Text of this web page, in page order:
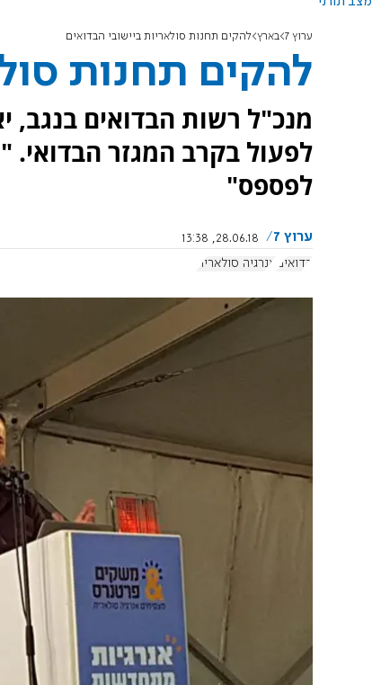
ערוץ 7 בארץ להקים תחנות סולאריות ביישובי הבדואים
להקים תחנות
מנכ"ל רשות הבדואים בנגב,
לפעול בקרב המגזר הבדואי.
לפספס"
ערוץ 7
28.06.18, 13:38
בדואים אנרגיה סולארית